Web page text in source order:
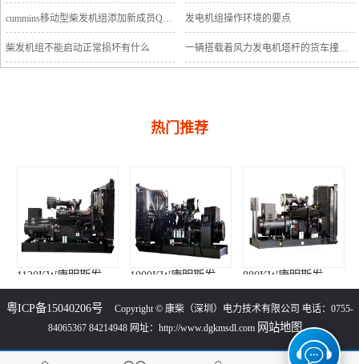
cummins移动型柴发机组添加新成员QSB5-G11系列 发电机组操作环境的要点
柴发机组不能启动正常损坏有什么 一辆搭载着风力发电机塔杆的货车撞上车行天桥导致道路交通中断
热门推荐
1120KW康明斯发电机组（KTA50-G3柴油机） 1000KW康明斯发电机组（KTA38-G9柴油机） 880KW康明斯发电机组（KTA38-G5柴油机）
粤ICP备15040206号
Copyright © 康柴（深圳）电力技术有限公司 电话：0755-
84065367 84214948 网址：http://www.dgkmsdl.com 网站地图